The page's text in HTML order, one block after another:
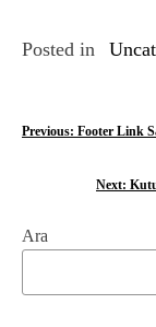
Posted in
Y
ı
g
Previous: Footer Link
Next:
Ara